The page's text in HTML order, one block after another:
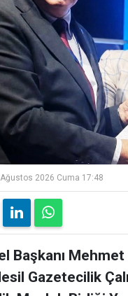
2026 Cuma 17:48
Başkanı
Gazetecilik